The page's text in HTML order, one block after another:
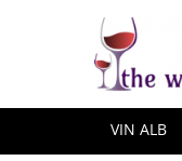
VIN ALB